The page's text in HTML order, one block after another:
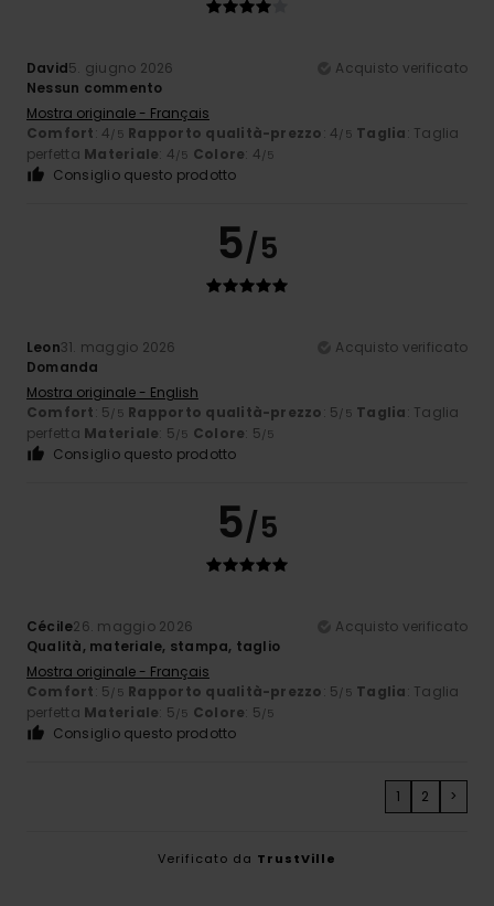
David5. giugno 2026
Acquisto verificato
Nessun commento
Mostra originale - Français
Comfort: 4/5 Rapporto qualità-prezzo: 4/5 Taglia: Taglia
perfetta Materiale: 4/5 Colore: 4/5
Consiglio questo prodotto
5/5
Leon31. maggio 2026
Acquisto verificato
Domanda
Mostra originale - English
Comfort: 5/5 Rapporto qualità-prezzo: 5/5 Taglia: Taglia
perfetta Materiale: 5/5 Colore: 5/5
Consiglio questo prodotto
5/5
Cécile26. maggio 2026
Acquisto verificato
Qualità, materiale, stampa, taglio
Mostra originale - Français
Comfort: 5/5 Rapporto qualità-prezzo: 5/5 Taglia: Taglia
perfetta Materiale: 5/5 Colore: 5/5
Consiglio questo prodotto
1 2 >
Verificato da TrustVille